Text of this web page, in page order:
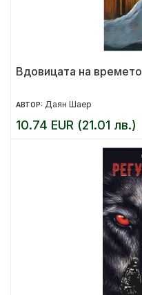
Вдовицата на времето
АВТОР: Даян Шаер
10.74 EUR (21.01 лв.)